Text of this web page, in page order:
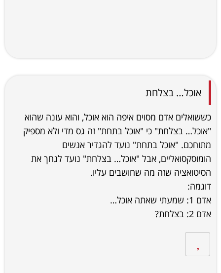
אוכל… בצלחת
כששואלים אדם מסוים איפה הוא אוכל, והוא עונה שהוא
"אוכל… בצלחת" כי "אוכל בתחת" זה גס מדי ולא מספיק
מתוחכם. "אוכל בתחת" נועד להגדיר אנשים
הומוסקסואליים, אבל "אוכל… בצלחת" נועד לגחך את
הסיטואציה שזה מה שחושבים עליו.
דוגמה:
אדם 1: שמעתי שאתה אוכל…
אדם 2: בצלחת?